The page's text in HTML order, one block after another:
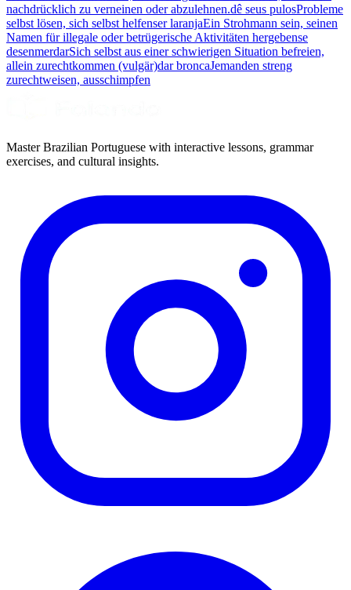
nachdrücklich zu verneinen oder abzulehnen.dê seus pulosProbleme
selbst lösen, sich selbst helfenser laranjaEin Strohmann sein, seinen
Namen für illegale oder betrügerische Aktivitäten hergebense
desenmerdarSich selbst aus einer schwierigen Situation befreien,
allein zurechtkommen (vulgär)dar broncaJemanden streng
zurechtweisen, ausschimpfen
Master Brazilian Portuguese with interactive lessons, grammar
exercises, and cultural insights.